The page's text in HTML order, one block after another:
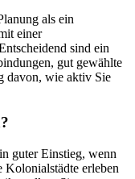
als ein
einer
sind ein
gut gewählte
davon, wie aktiv Sie
guter Einstieg, wenn
Kolonialstädte erleben